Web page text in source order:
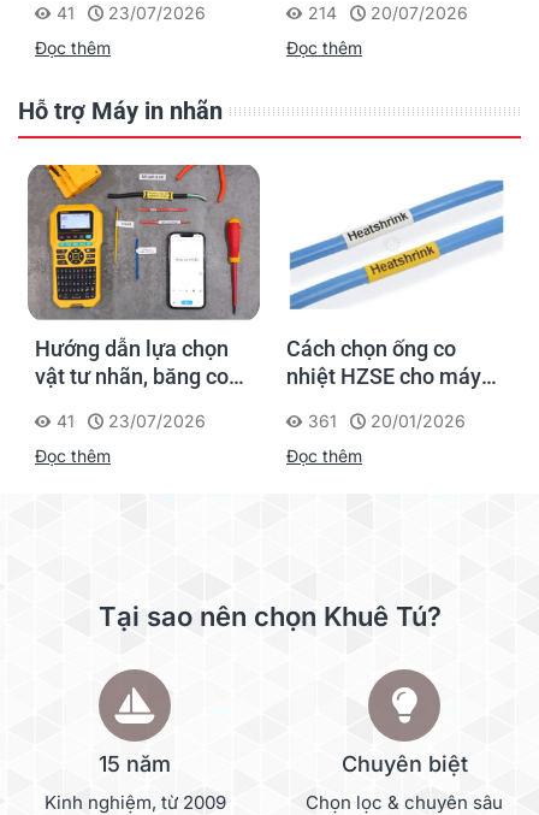
Supvan G15M Pro
41
23/07/2026
Đọc thêm
dấu một lần, tra cứu
trọn đời công trình
214
20/07/2026
Đọc thêm
Hỗ trợ Máy in nhãn
Hướng dẫn lựa chọn
vật tư nhãn, băng co
Supvan G15M Pro
41
23/07/2026
Đọc thêm
Cách chọn ống co
nhiệt HZSE cho máy in
361
20/01/2026
Đọc thêm
Tại sao nên chọn Khuê Tú?
15 năm
Kinh nghiệm, từ 2009
Chuyên biệt
Chọn lọc & chuyên sâu